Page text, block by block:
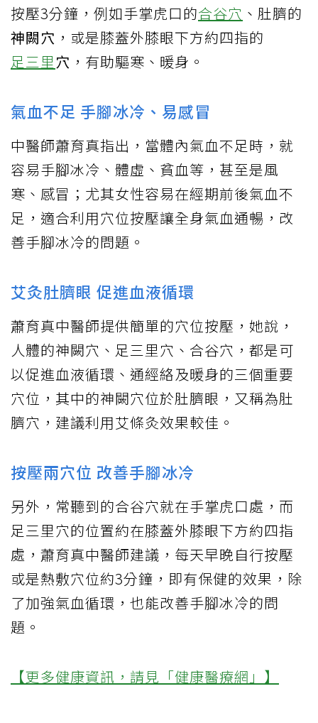
按壓3分鐘，例如手掌虎口的合谷穴 、肚臍的
神闕穴 ，或是膝蓋外膝眼下方約四指的
足三里穴 ，有助驅寒、暖身。
氣血不足 手腳冰冷、易感冒
中醫師蕭育真指出，當體內氣血不足時，就
容易手腳冰冷、體虛、貧血等，甚至是風
寒、感冒；尤其女性容易在經期前後氣血不
足，適合利用穴位按壓讓全身氣血通暢，改
善手腳冰冷的問題。
艾灸肚臍眼 促進血液循環
蕭育真中醫師提供簡單的穴位按壓，她說，
人體的神闕穴、足三里穴、合谷穴，都是可
以促進血液循環、通經絡及暖身的三個重要
穴位，其中的神闕穴位於肚臍眼，又稱為肚
臍穴，建議利用艾條灸效果較佳。
按壓兩穴位 改善手腳冰冷
另外，常聽到的合谷穴就在手掌虎口處，而
足三里穴的位置約在膝蓋外膝眼下方約四指
處，蕭育真中醫師建議，每天早晚自行按壓
或是熱敷穴位約3分鐘，即有保健的效果，除
了加強氣血循環，也能改善手腳冰冷的問
題。
【更多健康資訊，請見「健康醫療網」】